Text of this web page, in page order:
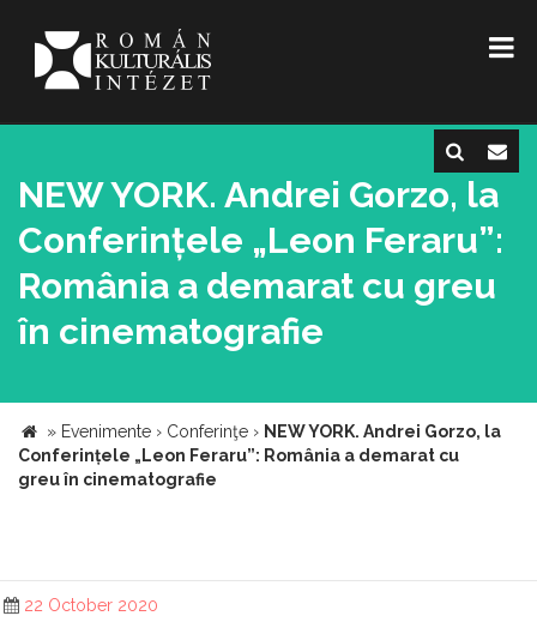
NEW YORK. Andrei Gorzo, la
Conferințele „Leon Feraru”:
România a demarat cu greu
în cinematografie
» Evenimente › Conferinţe › NEW YORK. Andrei Gorzo, la
Conferințele „Leon Feraru”: România a demarat cu
greu în cinematografie
22 October 2020